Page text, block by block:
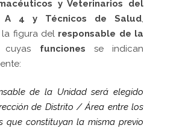
y Veterinarios del
A 4 y Técnicos de Salud,
la figura del responsable de la
cuyas funciones se indican
de la Unidadserá elegido
de Distrito / Área entre los
que constituyan la misma previo